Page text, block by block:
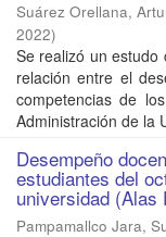
Suárez Orellana,
2022)
Se realizó un estudo
relación entre el
competencias de
Administración de la
Desempeño
estudiantes del
universidad (Alas
Pampamallco Jara,